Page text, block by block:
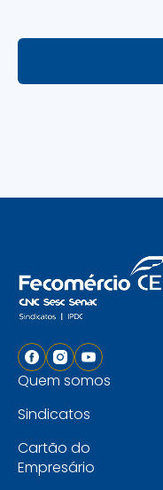
Quem somos
Sindicatos
Cartão do
Empresário